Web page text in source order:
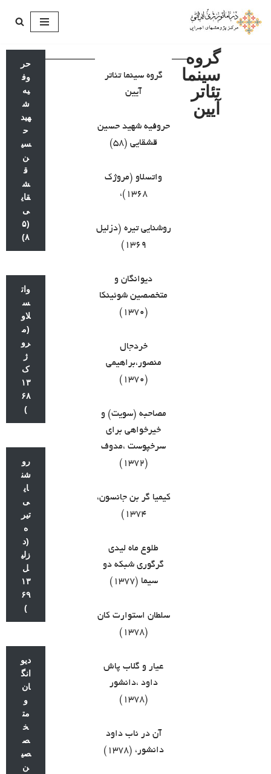
پرش
گروه
سینما
تئاتر
آیین
گروه سینما تئاتر
آیین
حروفیه شهید حسین
قشقایی (۵۸)
واتسلاو (مروژک
۱۳۶۸)،
روشنایی تیره (دزلیل
۱۳۶۹)
دیوانگان و
متخصصین شوئینکا
(۱۳۷۰)
خردجال
منصور،براهیمی
(۱۳۷۰)
مصاحبه (سویت) و
خیرخواهی برای
سرخپوست ،مدوف
(۱۳۷۲)
کیمیا گر بن جانسون،
۱۳۷۴)
طلوع ماه لیدی
گرگوری شبکه دو
سیما (۱۳۷۷)
سلطان استوارت كان
(۱۳۷۸)
عیار و گلاب پاش
داود ،دانشور
(۱۳۷۸)
آن در ناب داود
دانشور، (۱۳۷۸)
حر
وف
یه
ش
هید
ح
سی
ن
ق
ش
قای
ی
(۵
۸)
وات
س
لاو
(م
رو
ژ
ک
۱۳
۶۸
)
رو
شن
ای
ی
تیر
ه
(د
زلی
ل
۱۳
۶۹
)
دیو
انگ
ان
و
مت
خ
ص
صی
ن